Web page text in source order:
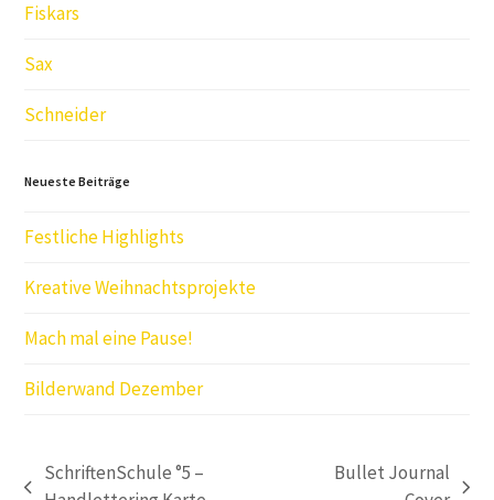
Fiskars
Sax
Schneider
Neueste Beiträge
Festliche Highlights
Kreative Weihnachtsprojekte
Mach mal eine Pause!
Bilderwand Dezember
SchriftenSchule °5 –
Bullet Journal